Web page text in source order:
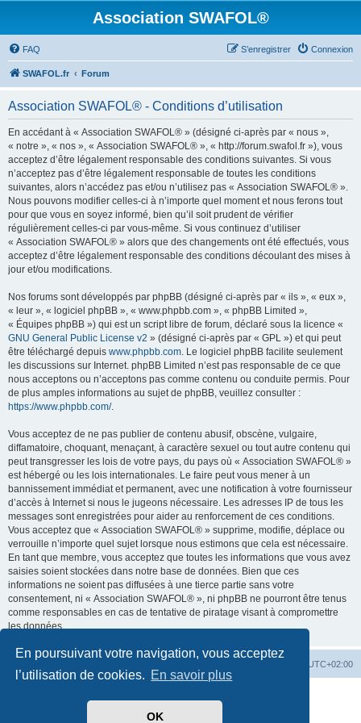
En poursuivant votre navigation, vous acceptez
l’utilisation de cookies. En savoir plus
OK
Association SWAFOL®
FAQ Connexion
S’enregistrer
SWAFOL.fr Forum
Association SWAFOL® - Conditions d’utilisation
En accédant à « Association SWAFOL® » (désigné ci-après par « nous »,
« notre », « nos », « Association SWAFOL® », « http://forum.swafol.fr »), vous
acceptez d’être légalement responsable des conditions suivantes. Si vous
n’acceptez pas d’être légalement responsable de toutes les conditions
suivantes, alors n’accédez pas et/ou n’utilisez pas « Association SWAFOL® ».
Nous pouvons modifier celles-ci à n’importe quel moment et nous ferons tout
pour que vous en soyez informé, bien qu’il soit prudent de vérifier
régulièrement celles-ci par vous-même. Si vous continuez d’utiliser
« Association SWAFOL® » alors que des changements ont été effectués, vous
acceptez d’être légalement responsable des conditions découlant des mises à
jour et/ou modifications.
Nos forums sont développés par phpBB (désigné ci-après par « ils », « eux »,
« leur », « logiciel phpBB », « www.phpbb.com », « phpBB Limited »,
« Équipes phpBB ») qui est un script libre de forum, déclaré sous la licence «
GNU General Public License v2 » (désigné ci-après par « GPL ») et qui peut
être téléchargé depuis www.phpbb.com. Le logiciel phpBB facilite seulement
les discussions sur Internet. phpBB Limited n’est pas responsable de ce que
nous acceptons ou n’acceptons pas comme contenu ou conduite permis. Pour
de plus amples informations au sujet de phpBB, veuillez consulter :
https://www.phpbb.com/.
Vous acceptez de ne pas publier de contenu abusif, obscène, vulgaire,
diffamatoire, choquant, menaçant, à caractère sexuel ou tout autre contenu qui
peut transgresser les lois de votre pays, du pays où « Association SWAFOL® »
est hébergé ou les lois internationales. Le faire peut vous mener à un
bannissement immédiat et permanent, avec une notification à votre fournisseur
d’accès à Internet si nous le jugeons nécessaire. Les adresses IP de tous les
messages sont enregistrées pour aider au renforcement de ces conditions.
Vous acceptez que « Association SWAFOL® » supprime, modifie, déplace ou
verrouille n’importe quel sujet lorsque nous estimons que cela est nécessaire.
En tant que membre, vous acceptez que toutes les informations que vous avez
saisies soient stockées dans notre base de données. Bien que ces
informations ne soient pas diffusées à une tierce partie sans votre
consentement, ni « Association SWAFOL® », ni phpBB ne pourront être tenus
comme responsables en cas de tentative de piratage visant à compromettre
les données.
UTC+02:00